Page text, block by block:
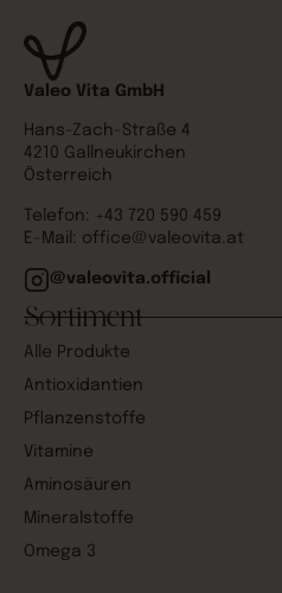
Valeo Vita GmbH
Hans-Zach-Straße 4
4210 Gallneukirchen
Österreich
Telefon: +43 720 590 459
E-Mail: office@valeovita.at
@valeovita.official
Sortiment
Alle Produkte
Antioxidantien
Pflanzenstoffe
Vitamine
Aminosäuren
Mineralstoffe
Omega 3